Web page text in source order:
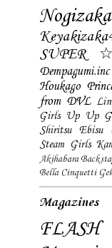
Dempagumi.inc
Houkago
from DVL
Girls Up Up
Shiritsu Ebisu
Steam Girls
Akihabara
Bella Cinquetti
Magazines
FLASH